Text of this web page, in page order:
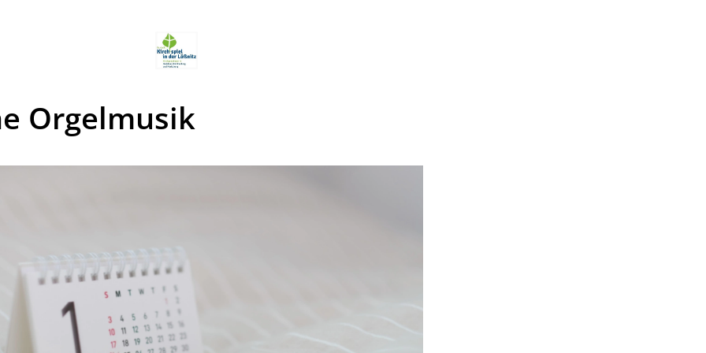
Orgelmusik